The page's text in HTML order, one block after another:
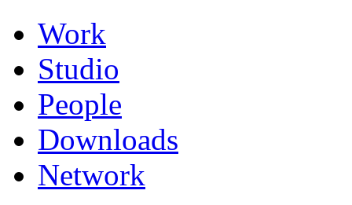
Work
Studio
People
Downloads
Network